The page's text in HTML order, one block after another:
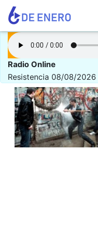
Radio Online
Resistencia 08/08/2026